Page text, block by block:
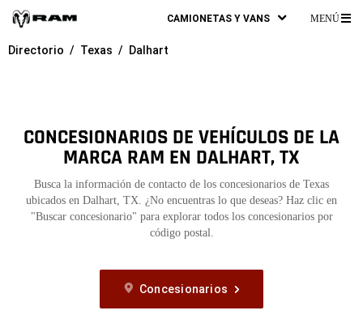
CAMIONETAS Y VANS MENÚ
Directorio Texas Dalhart
CONCESIONARIOS DE VEHÍCULOS DE LA
MARCA RAM EN DALHART, TX
Busca la información de contacto de los concesionarios de Texas
ubicados en Dalhart, TX. ¿No encuentras lo que deseas? Haz clic en
"Buscar concesionario" para explorar todos los concesionarios por
código postal.
Concesionarios